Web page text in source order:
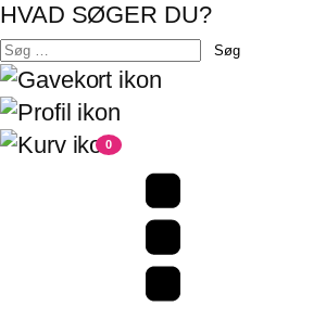
HVAD SØGER DU?
Søg
efter:
0